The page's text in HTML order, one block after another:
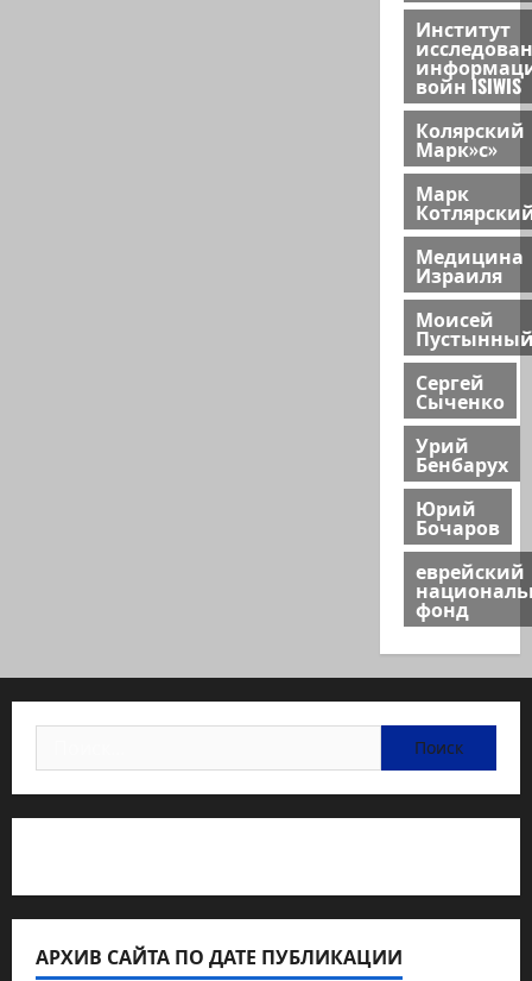
Институт
войн ISIWIS
Колярский
Марк»с»
Марк
Медицина
Израиля
Моисей
Сергей
Сыченко
Урий
Бенбарух
Юрий
Бочаров
еврейский
фонд
АРХИВ САЙТА ПО ДАТЕ ПУБЛИКАЦИИ